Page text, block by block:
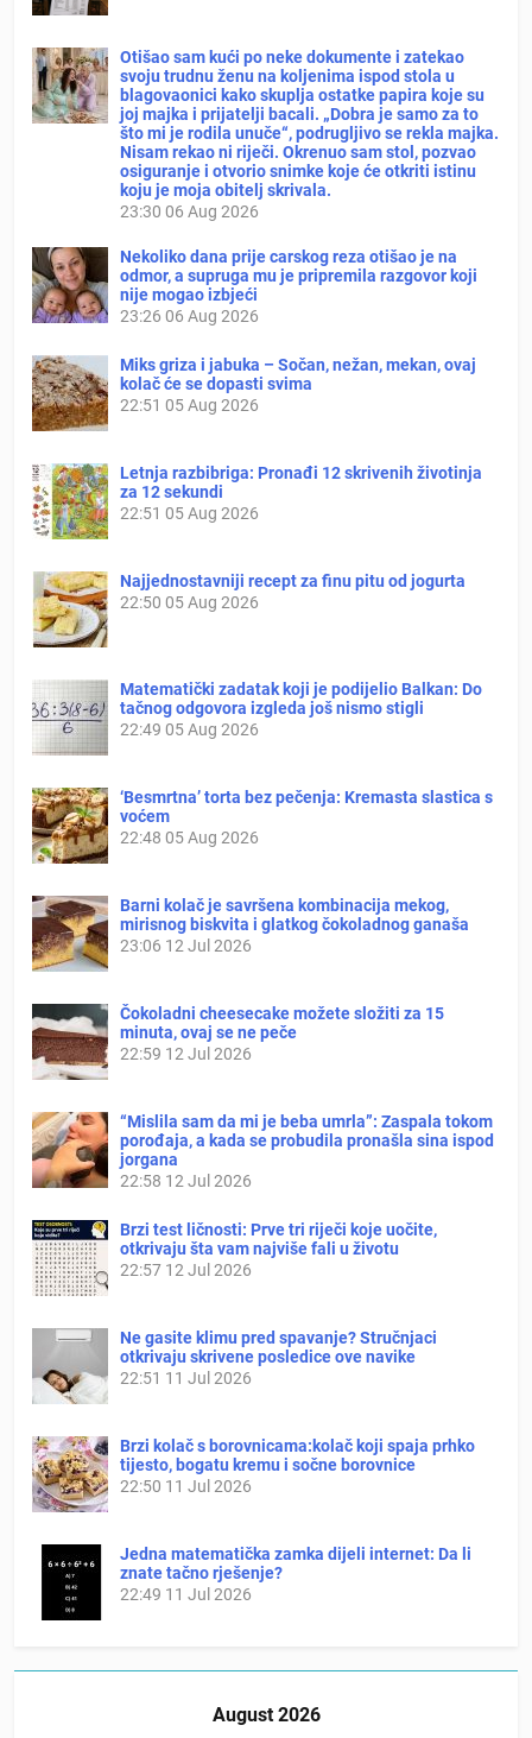
Otišao sam kući po neke dokumente i zatekao
svoju trudnu ženu na koljenima ispod stola u
blagovaonici kako skuplja ostatke papira koje su
joj majka i prijatelji bacali. „Dobra je samo za to
što mi je rodila unuče“, podrugljivo se rekla majka.
Nisam rekao ni riječi. Okrenuo sam stol, pozvao
osiguranje i otvorio snimke koje će otkriti istinu
koju je moja obitelj skrivala.
23:30 06 Aug 2026
Nekoliko dana prije carskog reza otišao je na
odmor, a supruga mu je pripremila razgovor koji
nije mogao izbjeći
23:26 06 Aug 2026
Miks griza i jabuka – Sočan, nežan, mekan, ovaj
kolač će se dopasti svima
22:51 05 Aug 2026
Letnja razbibriga: Pronađi 12 skrivenih životinja
za 12 sekundi
22:51 05 Aug 2026
Najjednostavniji recept za finu pitu od jogurta
22:50 05 Aug 2026
Matematički zadatak koji je podijelio Balkan: Do
tačnog odgovora izgleda još nismo stigli
22:49 05 Aug 2026
‘Besmrtna’ torta bez pečenja: Kremasta slastica s
voćem
22:48 05 Aug 2026
Barni kolač je savršena kombinacija mekog,
mirisnog biskvita i glatkog čokoladnog ganaša
23:06 12 Jul 2026
Čokoladni cheesecake možete složiti za 15
minuta, ovaj se ne peče
22:59 12 Jul 2026
“Mislila sam da mi je beba umrla”: Zaspala tokom
porođaja, a kada se probudila pronašla sina ispod
jorgana
22:58 12 Jul 2026
Brzi test ličnosti: Prve tri riječi koje uočite,
otkrivaju šta vam najviše fali u životu
22:57 12 Jul 2026
Ne gasite klimu pred spavanje? Stručnjaci
otkrivaju skrivene posledice ove navike
22:51 11 Jul 2026
Brzi kolač s borovnicama:kolač koji spaja prhko
tijesto, bogatu kremu i sočne borovnice
22:50 11 Jul 2026
Jedna matematička zamka dijeli internet: Da li
znate tačno rješenje?
22:49 11 Jul 2026
August 2026